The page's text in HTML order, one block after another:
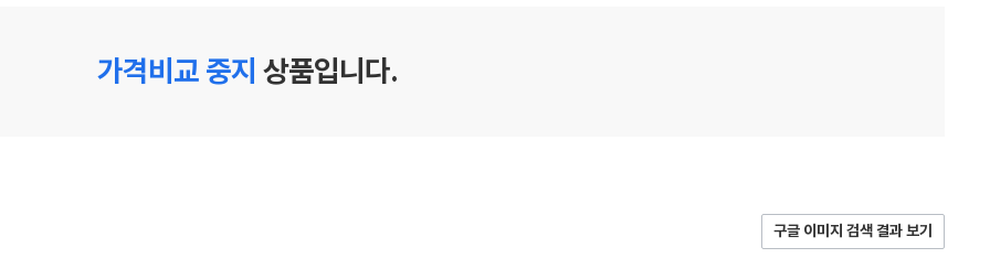
가격비교 중지 상품입니다.
구글 이미지 검색 결과 보기